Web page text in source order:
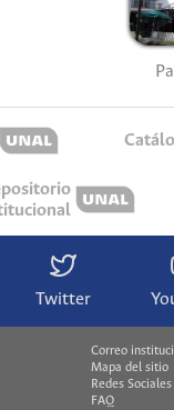
Twitter
Correo
Mapa del sitio
Redes Sociales
FAQ